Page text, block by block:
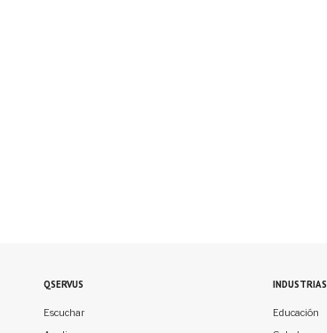
QSERVUS
Escuchar
INDUSTRIAS
Educación